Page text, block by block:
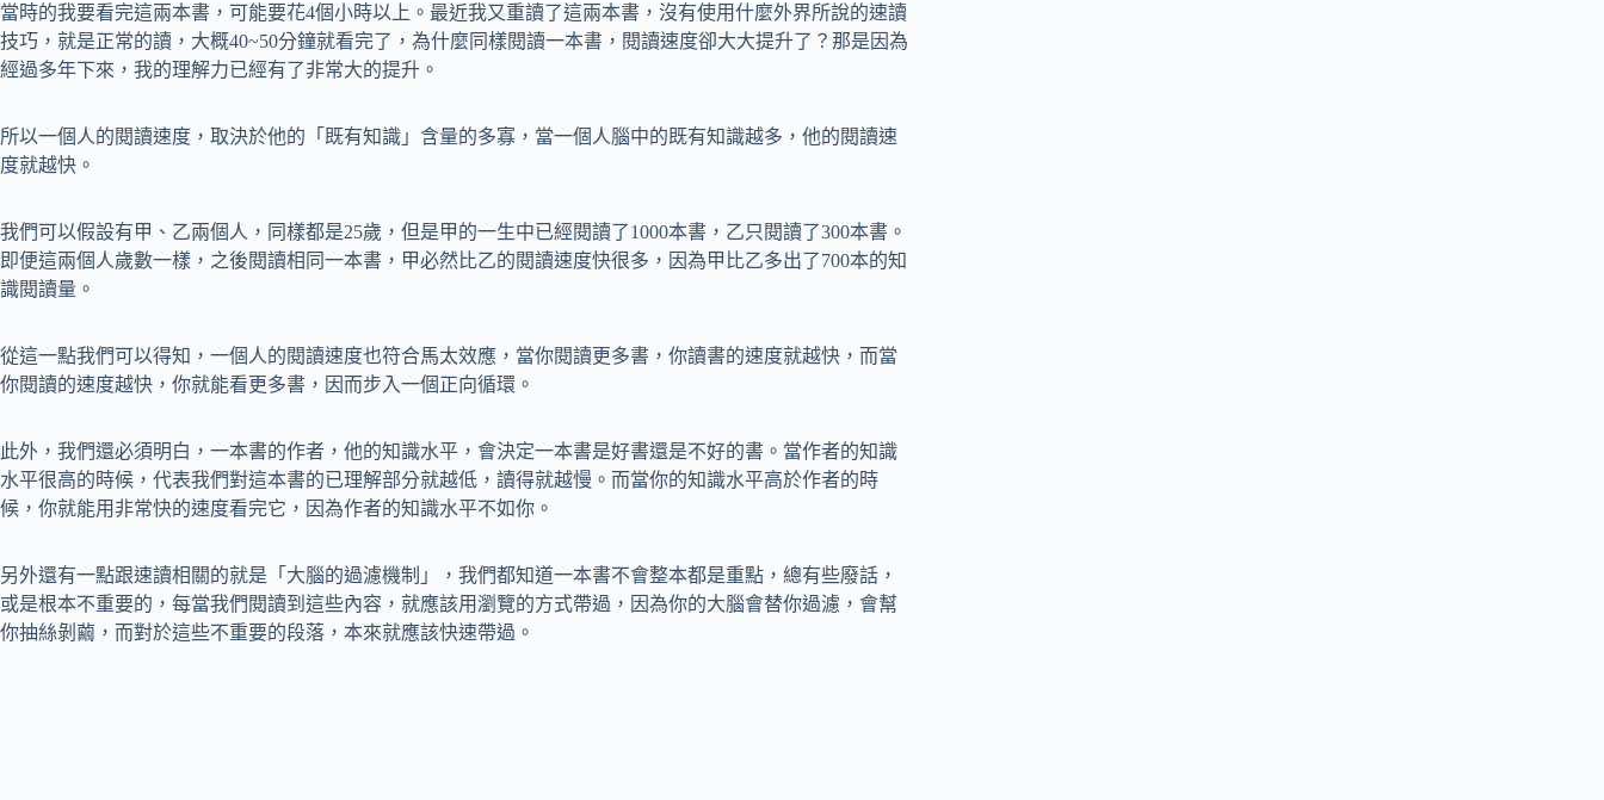
當時的我要看完這兩本書，可能要花4個小時以上。最近我又重讀了這兩本書，沒有使用什麼外界所說的速讀
技巧，就是正常的讀，大概40~50分鐘就看完了，為什麼同樣閱讀一本書，閱讀速度卻大大提升了？那是因為
經過多年下來，我的理解力已經有了非常大的提升。
所以一個人的閱讀速度，取決於他的「既有知識」含量的多寡，當一個人腦中的既有知識越多，他的閱讀速
度就越快。
我們可以假設有甲、乙兩個人，同樣都是25歲，但是甲的一生中已經閱讀了1000本書，乙只閱讀了300本書。
即便這兩個人歲數一樣，之後閱讀相同一本書，甲必然比乙的閱讀速度快很多，因為甲比乙多出了700本的知
識閱讀量。
從這一點我們可以得知，一個人的閱讀速度也符合馬太效應，當你閱讀更多書，你讀書的速度就越快，而當
你閱讀的速度越快，你就能看更多書，因而步入一個正向循環。
此外，我們還必須明白，一本書的作者，他的知識水平，會決定一本書是好書還是不好的書。當作者的知識
水平很高的時候，代表我們對這本書的已理解部分就越低，讀得就越慢。而當你的知識水平高於作者的時
候，你就能用非常快的速度看完它，因為作者的知識水平不如你。
另外還有一點跟速讀相關的就是「大腦的過濾機制」，我們都知道一本書不會整本都是重點，總有些廢話，
或是根本不重要的，每當我們閱讀到這些內容，就應該用瀏覽的方式帶過，因為你的大腦會替你過濾，會幫
你抽絲剝繭，而對於這些不重要的段落，本來就應該快速帶過。